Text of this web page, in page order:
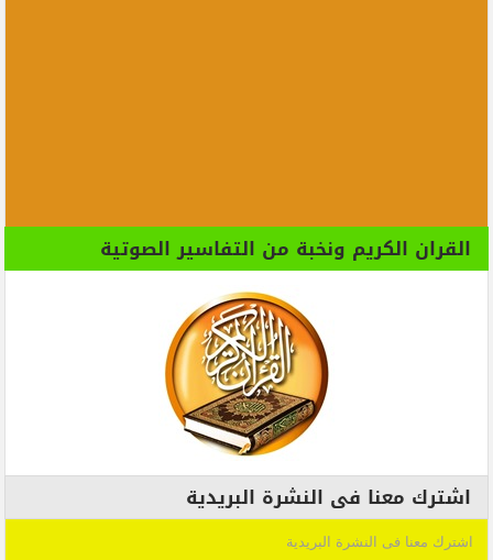
القران الكريم ونخبة من التفاسير الصوتية
اشترك معنا فى النشرة البريدية
اشترك معنا فى النشرة البريدية